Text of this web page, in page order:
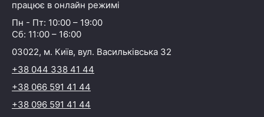
працює в онлайн режимі
Пн - Пт: 10:00 – 19:00
Сб: 11:00 – 16:00
03022, м. Київ, вул. Васильківська 32
+38 044 338 41 44
+38 066 591 41 44
+38 096 591 41 44